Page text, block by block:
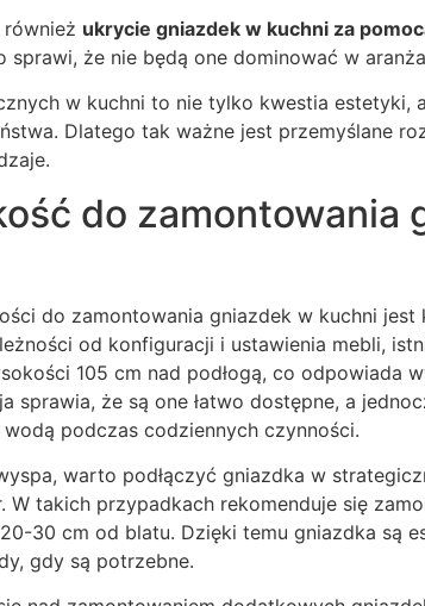
również ukrycie gniazdek w kuchni za
sprawi, że nie będą one dominować w
w kuchni to nie tylko kwestia estetyki,
Dlatego tak ważne jest przemyślane
do zamontowania
do zamontowania gniazdek w kuchni
od konfiguracji i ustawienia mebli,
105 cm nad podłogą, co odpowiada
sprawia, że są one łatwo dostępne, a
podczas codziennych czynności.
warto podłączyć gniazdka w
W takich przypadkach rekomenduje się
30 cm od blatu. Dzięki temu gniazdka są
gdy są potrzebne.